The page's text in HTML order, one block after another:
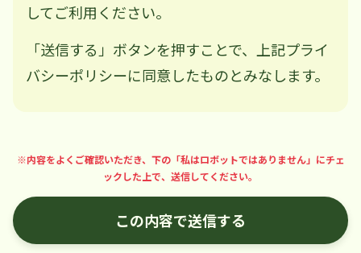
してご利用ください。
「送信する」ボタンを押すことで、上記プライ
バシーポリシーに同意したものとみなします。
※内容をよくご確認いただき、下の「私はロボットではありません」にチェ
ックした上で、送信してください。